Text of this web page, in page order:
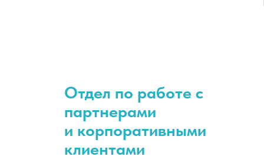
Отдел по работе с
партнерами
и корпоративными
клиентами